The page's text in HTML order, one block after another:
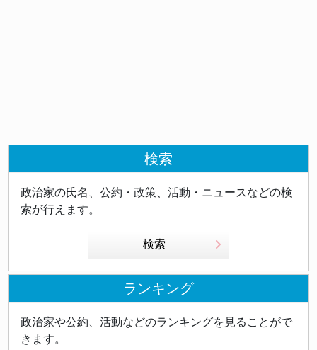
検索
政治家の氏名、公約・政策、活動・ニュースなどの検
索が行えます。
検索
ランキング
政治家や公約、活動などのランキングを見ることがで
きます。